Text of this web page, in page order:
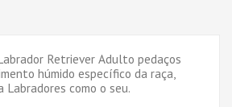
Retriever Adulto pedaços
húmido específico da raça,
como o seu.